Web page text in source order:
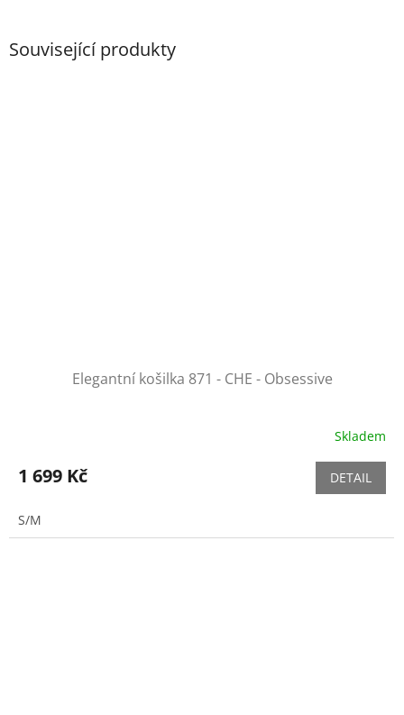
Související produkty
Elegantní košilka 871 - CHE - Obsessive
Skladem
1 699 Kč DETAIL
S/M